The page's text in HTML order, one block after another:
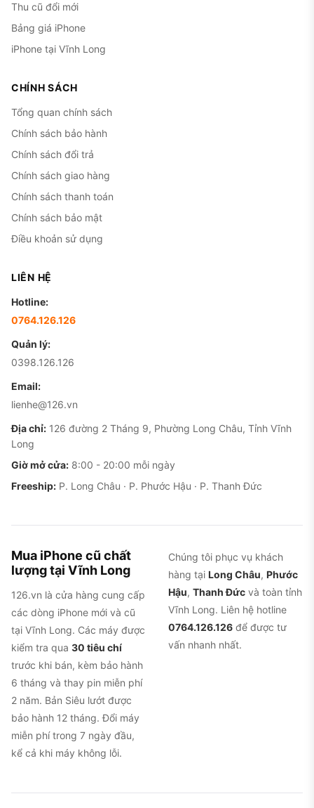
Thu cũ đổi mới
Bảng giá iPhone
iPhone tại Vĩnh Long
CHÍNH SÁCH
Tổng quan chính sách
Chính sách bảo hành
Chính sách đổi trả
Chính sách giao hàng
Chính sách thanh toán
Chính sách bảo mật
Điều khoản sử dụng
LIÊN HỆ
Hotline:
0764.126.126
Quản lý:
0398.126.126
Email:
lienhe@126.vn
Địa chỉ: 126 đường 2 Tháng 9, Phường Long Châu, Tỉnh Vĩnh
Long
Giờ mở cửa: 8:00 - 20:00 mỗi ngày
Freeship: P. Long Châu · P. Phước Hậu · P. Thanh Đức
Mua iPhone cũ chất
lượng tại Vĩnh Long
126.vn là cửa hàng cung cấp
các dòng iPhone mới và cũ
tại Vĩnh Long. Các máy được
kiểm tra qua 30 tiêu chí
trước khi bán, kèm bảo hành
6 tháng và thay pin miễn phí
2 năm. Bản Siêu lướt được
bảo hành 12 tháng. Đổi máy
miễn phí trong 7 ngày đầu,
kể cả khi máy không lỗi.
Chúng tôi phục vụ khách
hàng tại Long Châu, Phước
Hậu, Thanh Đức và toàn tỉnh
Vĩnh Long. Liên hệ hotline
0764.126.126 để được tư
vấn nhanh nhất.